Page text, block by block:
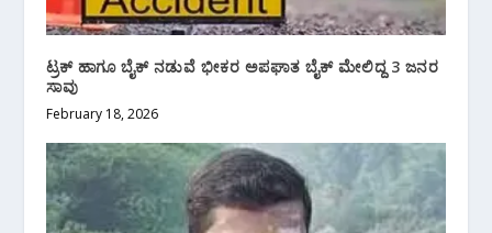
ಟ್ರಕ್ ಹಾಗೂ ಬೈಕ್ ನಡುವೆ ಭೀಕರ ಅಪಘಾತ ಬೈಕ್ ಮೇಲಿದ್ದ 3 ಜನರ
ಸಾವು
February 18, 2026